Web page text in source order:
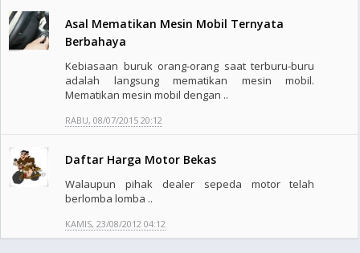
Asal Mematikan Mesin Mobil Ternyata
Berbahaya
Kebiasaan buruk orang-orang saat terburu-buru
adalah langsung mematikan mesin mobil.
Mematikan mesin mobil dengan ..
RABU, 08/07/2015 20:12
Daftar Harga Motor Bekas
Walaupun pihak dealer sepeda motor telah
berlomba lomba ..
KAMIS, 23/08/2012 04:12